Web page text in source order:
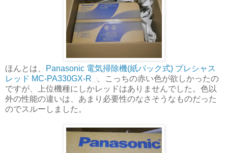
ほんとは、
Panasonic 電気掃除機(紙パック式) プレシャス
レッド MC-PA330GX-R
、こっちの赤い色が欲しかったの
ですが、上位機種にしかレッドはありませんでした。色以
外の性能の違いは、あまり必要性のなさそうなものだった
のでスルーしました。